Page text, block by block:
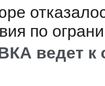
по
ведет